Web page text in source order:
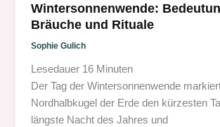
Wintersonnenwende:
Bräuche und Rituale
Sophie Gulich
Lesedauer 16 Minuten
Der Tag der Wintersonnenwende
Nordhalbkugel der Erde den kürzesten
längste Nacht des Jahres und